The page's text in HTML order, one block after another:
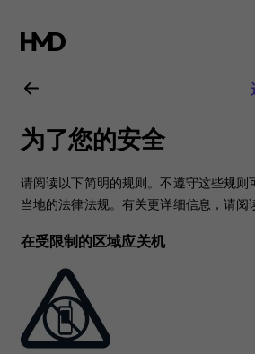
Nokia
106
2018
用
户
指
南
为了您的安全
请阅读以下简明的规则。不遵守这些规则
当地的法律法规。有关更详细信息，请阅
在受限制的区域应关机